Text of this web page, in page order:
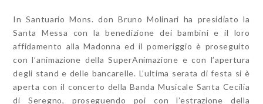
In Santuario Mons. don Bruno Molinari ha presidiato la
Santa Messa con la benedizione dei bambini e il loro
affidamento alla Madonna ed il pomeriggio è proseguito
con l’animazione della SuperAnimazione e con l’apertura
degli stand e delle bancarelle. L’ultima serata di festa si è
aperta con il concerto della Banda Musicale Santa Cecilia
di Seregno, proseguendo poi con l’estrazione della